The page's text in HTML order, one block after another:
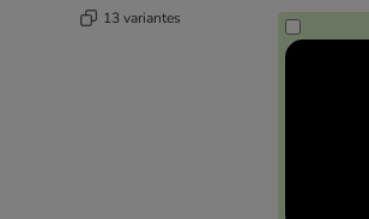
13 variantes